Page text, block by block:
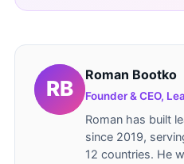
Roman Bootko
Founder & CEO,
Roman has built
since 2019,
12 countries. He